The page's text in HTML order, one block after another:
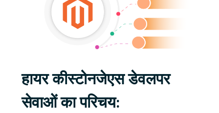
हायर कीस्टोनजेएस डेवलपर
सेवाओं का परिचय: